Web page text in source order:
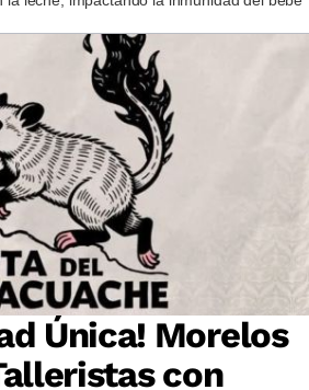
Única! Morelos
con